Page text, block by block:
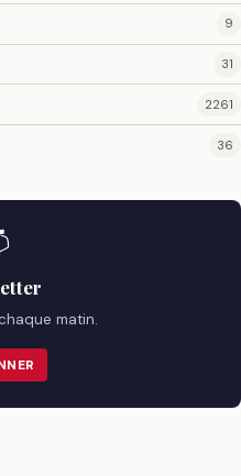
9
31
2261
36
matin.